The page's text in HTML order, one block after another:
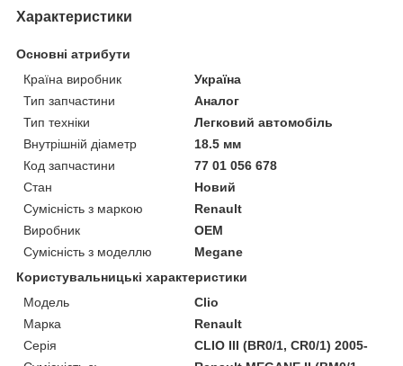
Характеристики
Основні атрибути
Країна виробник
Україна
Тип запчастини
Аналог
Тип техніки
Легковий автомобіль
Внутрішній діаметр
18.5 мм
Код запчастини
77 01 056 678
Стан
Новий
Сумісність з маркою
Renault
Виробник
OEM
Сумісність з моделлю
Megane
Користувальницькі характеристики
Модель
Clio
Марка
Renault
Серія
CLIO III (BR0/1, CR0/1) 2005-